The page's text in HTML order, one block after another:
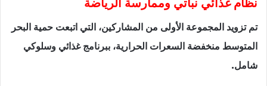
تم تزويد المجموعة الأولى من المشاركين، التي اتبعت حمية البحر
المتوسط منخفضة السعرات الحرارية، ببرنامج غذائي وسلوكي
شامل.